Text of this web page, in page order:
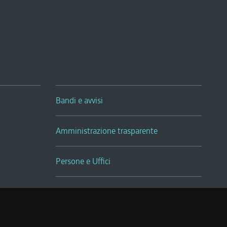
Bandi e avvisi
Amministrazione trasparente
Persone e Uffici
Sala Tiziano Tessitori